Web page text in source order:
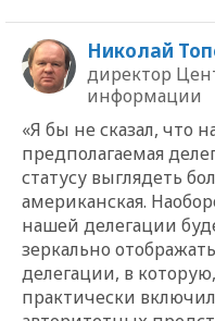
Николай
директор
информации
«Я бы не сказал, что
предполагаемая
статусу выглядеть
американская.
нашей делегации
зеркально
делегации, в
практически